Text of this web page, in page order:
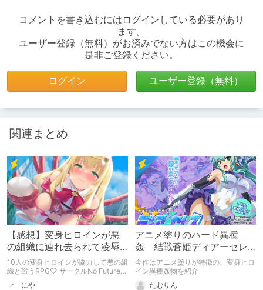
コメントを書き込むにはログインしている必要があり
ます。
ユーザー登録（無料）がお済みでない方はこの機会に
是非ご登録ください。
ログイン ユーザー登録（無料）
関連まとめ
【感想】変身ヒロインが悪
の組織に連れ去られて凌辱
を受けてしまうRPG♡ ヒ
ロインズ・コード -He…
10人の変身ヒロインが協力して悪の組
織と戦うRPG♡ サークルNo Future様
にや
アニメ塗りのハード異種
姦 結戦蒼姫ディアーセレ
ス
今作はアニメ塗りが特徴の、変身ヒロ
イン異種姦物を紹介
たむりん